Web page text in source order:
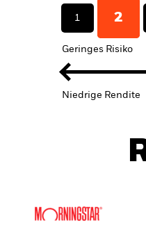
1 2
Geringes Risiko
Niedrige Rendite